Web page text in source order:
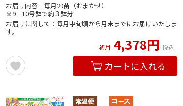
お届け内容：毎月20苗（おまかせ）
※9－10号鉢で約３鉢分
お届けに関して：毎月中旬頃から月末までにお届けいたしま
す。
初月 4,378円 税込
カートに入れる